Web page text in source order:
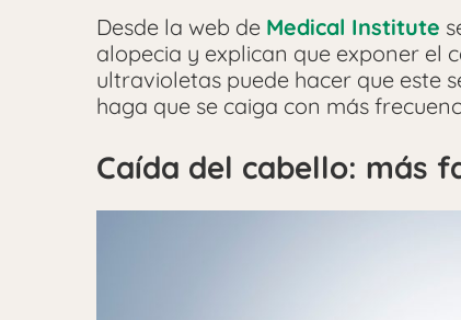
Desde la web de Medical Institute
alopecia y explican que exponer el
ultravioletas puede hacer que este
haga que se caiga con más
Caída del cabello: más